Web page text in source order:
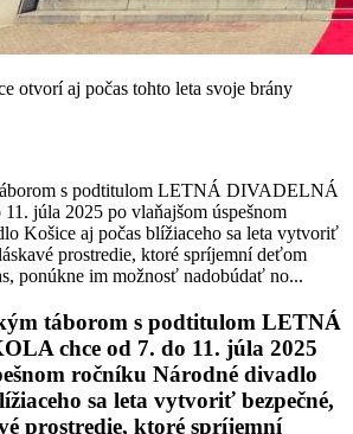
otvorí aj počas tohto leta svoje brány
s podtitulom LETNÁ DIVADELNÁ
júla 2025 po vlaňajšom úspešnom
Košice aj počas blížiaceho sa leta vytvoriť
prostredie, ktoré spríjemní deťom
ponúkne im možnosť nadobúdať no...
táborom s podtitulom LETNÁ
chce od 7. do 11. júla 2025
ročníku Národné divadlo
sa leta vytvoriť bezpečné,
prostredie, ktoré spríjemní